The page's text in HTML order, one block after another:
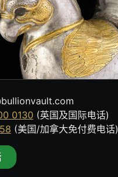
0130 (英国及国际电话)
(美国/加拿大免付费电话)